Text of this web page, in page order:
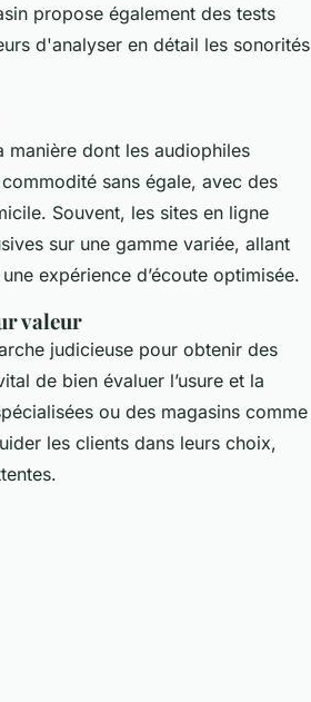
propose également des tests
d'analyser en détail les sonorités
dont les audiophiles
sans égale, avec des
Souvent, les sites en ligne
sur une gamme variée, allant
expérience d’écoute optimisée.
valeur
judicieuse pour obtenir des
de bien évaluer l’usure et la
ou des magasins comme
les clients dans leurs choix,